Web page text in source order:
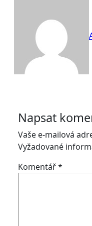
Napsat
Vaše e-mailová
Vyžadované
Komentář*